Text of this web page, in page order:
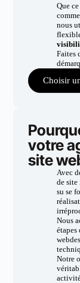
Que
nous
Faites
Choisir
votre
site
Avec
de site
su se
Nous
étapes
Notre